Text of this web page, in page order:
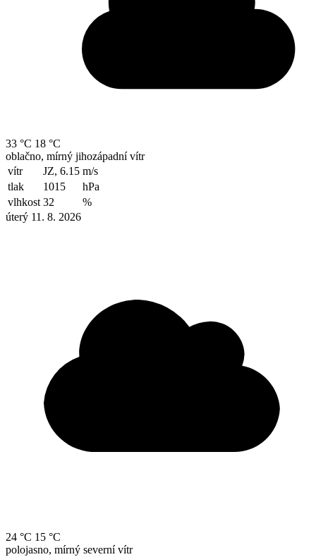
33 °C 18 °C
oblačno, mírný jihozápadní vítr
vítr
JZ, 6.15 m/s
tlak
1015
hPa
vlhkost 32
%
úterý 11. 8. 2026
24 °C 15 °C
polojasno, mírný severní vítr